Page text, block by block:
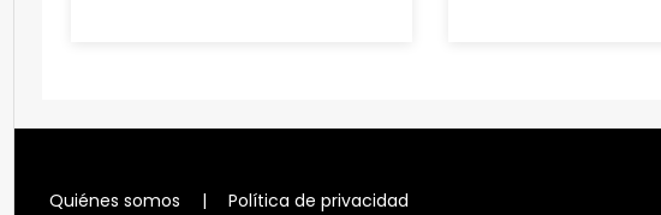
Quiénes somos | Política de privacidad